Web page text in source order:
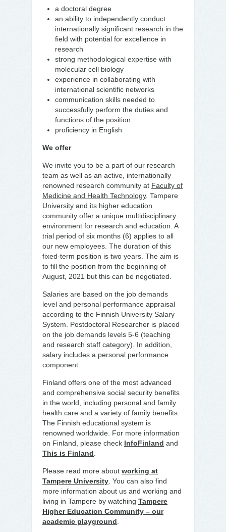
a doctoral degree
an ability to independently conduct
internationally significant research in the
field with potential for excellence in
research
strong methodological expertise with
molecular cell biology
experience in collaborating with
international scientific networks
communication skills needed to
successfully perform the duties and
functions of the position
proficiency in English
We offer
We invite you to be a part of our research
team as well as an active, internationally
renowned research community at Faculty of
Medicine and Health Technology. Tampere
University and its higher education
community offer a unique multidisciplinary
environment for research and education. A
trial period of six months (6) applies to all
our new employees. The duration of this
fixed-term position is two years. The aim is
to fill the position from the beginning of
August, 2021 but this can be negotiated.
Salaries are based on the job demands
level and personal performance appraisal
according to the Finnish University Salary
System. Postdoctoral Researcher is placed
on the job demands levels 5-6 (teaching
and research staff category). In addition,
salary includes a personal performance
component.
Finland offers one of the most advanced
and comprehensive social security benefits
in the world, including personal and family
health care and a variety of family benefits.
The Finnish educational system is
renowned worldwide. For more information
on Finland, please check InfoFinland and
This is Finland
Please read more about working at
Tampere University . You can also find
more information about us and working and
living in Tampere by watching Tampere
Higher Education Community – our
academic playground